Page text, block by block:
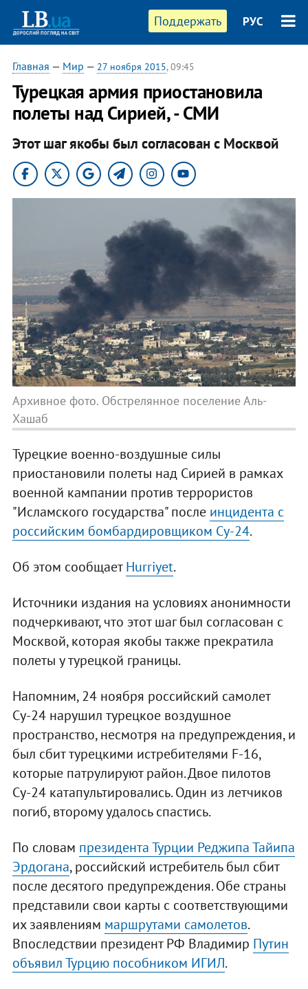
Поддержать РУС
Главная — Мир — 27 ноября 2015, 09:45
Турецкая армия приостановила
полеты над Сирией, - СМИ
Этот шаг якобы был согласован с Москвой
Архивное фото. Обстрелянное поселение Аль-
Хашаб
Турецкие военно-воздушные силы
приостановили полеты над Сирией в рамках
военной кампании против террористов
"Исламского государства" после инцидента с
российским бомбардировщиком Су-24.
Об этом сообщаетHurriyet.
Источники издания на условиях анонимности
подчеркивают, что этот шаг был согласован с
Москвой, которая якобы также прекратила
полеты у турецкой границы.
Напомним, 24 ноября российский самолет
Су-24 нарушил турецкое воздушное
пространство, несмотря на предупреждения, и
был сбит турецкими истребителями F-16,
которые патрулируют район. Двое пилотов
Су-24 катапультировались. Один из летчиков
погиб, второму удалось спастись.
По словам президента Турции Реджипа Тайипа
Эрдогана, российский истребитель был сбит
после десятого предупреждения. Обе страны
представили свои карты с соответствующими
их заявлениям маршрутами самолетов.
Впоследствии президент РФ Владимир Путин
объявил Турцию пособником ИГИЛ.